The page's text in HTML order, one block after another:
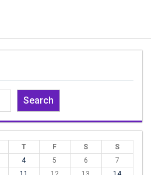
Search
T F S
S
4 5 6
7